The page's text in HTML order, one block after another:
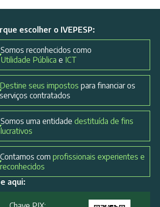
escolher o IVEPESP:
Somos reconhecidos como
Utilidade Pública e ICT
Destine seus impostos para financiar os
serviços contratados
Somos uma entidadedestituída de fins
lucrativos
Contamos com profissionais experientes e
reconhecidos
aqui: